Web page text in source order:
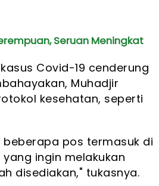
Seruan Meningkat
Covid-19 cenderung
Muhadjir
kesehatan, seperti
beberapa pos termasuk di
ingin melakukan
disediakan," tukasnya.